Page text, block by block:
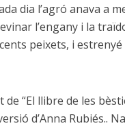
dia l’agró anava a
l’engany i la
peixets, i
“El llibre de les
d’Anna Rubiés..